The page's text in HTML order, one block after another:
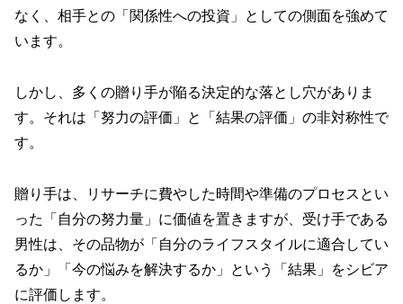
なく、相手との「関係性への投資」としての側面を強めて
います。
しかし、多くの贈り手が陥る決定的な落とし穴がありま
す。それは「努力の評価」と「結果の評価」の非対称性で
す。
贈り手は、リサーチに費やした時間や準備のプロセスとい
った「自分の努力量」に価値を置きますが、受け手である
男性は、その品物が「自分のライフスタイルに適合してい
るか」「今の悩みを解決するか」という「結果」をシビア
に評価します。